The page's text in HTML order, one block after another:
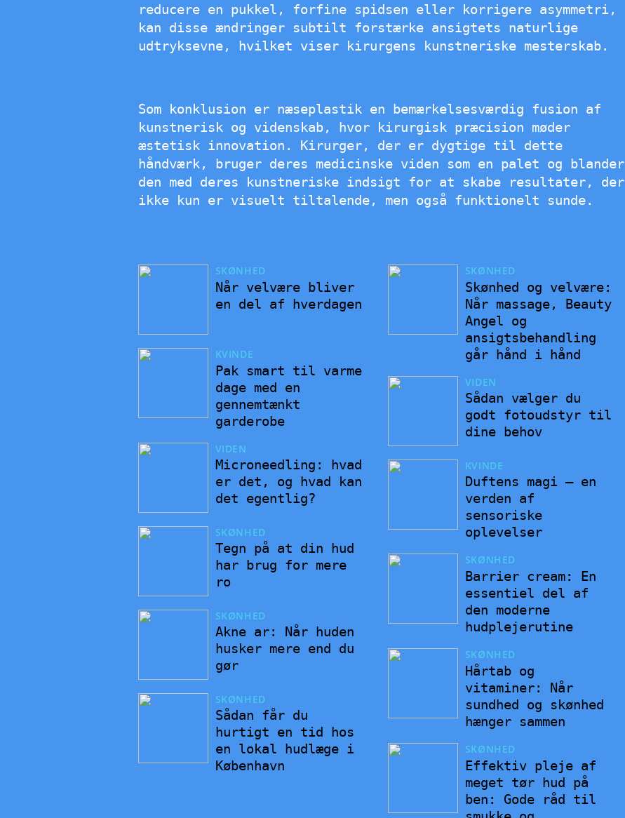
reducere en pukkel, forfine spidsen eller korrigere asymmetri,
kan disse ændringer subtilt forstærke ansigtets naturlige
udtryksevne, hvilket viser kirurgens kunstneriske mesterskab.
Som konklusion er næseplastik en bemærkelsesværdig fusion af
kunstnerisk og videnskab, hvor kirurgisk præcision møder
æstetisk innovation. Kirurger, der er dygtige til dette
håndværk, bruger deres medicinske viden som en palet og blander
den med deres kunstneriske indsigt for at skabe resultater, der
ikke kun er visuelt tiltalende, men også funktionelt sunde.
SKØNHED
Når velvære bliver
en del af hverdagen
KVINDE
Pak smart til varme
dage med en
gennemtænkt
garderobe
VIDEN
Microneedling: hvad
er det, og hvad kan
det egentlig?
SKØNHED
Tegn på at din hud
har brug for mere
ro
SKØNHED
Akne ar: Når huden
husker mere end du
gør
SKØNHED
Sådan får du
hurtigt en tid hos
en lokal hudlæge i
København
SKØNHED
Skønhed og velvære:
Når massage, Beauty
Angel og
ansigtsbehandling
går hånd i hånd
VIDEN
Sådan vælger du
godt fotoudstyr til
dine behov
KVINDE
Duftens magi – en
verden af
sensoriske
oplevelser
SKØNHED
Barrier cream: En
essentiel del af
den moderne
hudplejerutine
SKØNHED
Hårtab og
vitaminer: Når
sundhed og skønhed
hænger sammen
SKØNHED
Effektiv pleje af
meget tør hud på
ben: Gode råd til